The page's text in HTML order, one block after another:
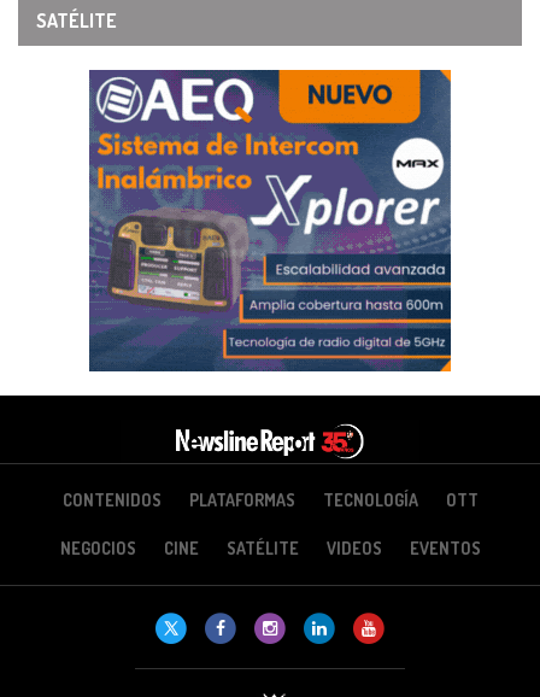
SATÉLITE
CONTENIDOS PLATAFORMAS TECNOLOGÍA OTT
NEGOCIOS CINE SATÉLITE VIDEOS EVENTOS